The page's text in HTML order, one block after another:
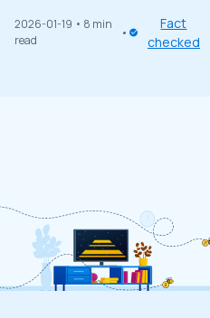
2026-01-19 • 8 min
read
Fact
checked